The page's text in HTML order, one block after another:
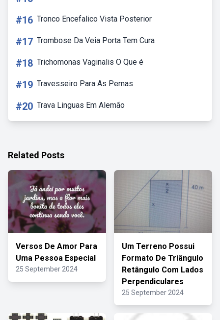
#16 Tronco Encefalico Vista Posterior
#17 Trombose Da Veia Porta Tem Cura
#18 Trichomonas Vaginalis O Que é
#19 Travesseiro Para As Pernas
#20 Trava Linguas Em Alemão
Related Posts
Versos De Amor Para
Uma Pessoa Especial
25 September 2024
Um Terreno Possui
Formato De Triângulo
Retângulo Com Lados
Perpendiculares
25 September 2024